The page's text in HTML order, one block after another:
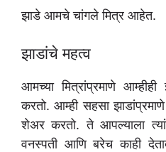
झाडे आमचे चांगले मित्र आहेत.
झाडांचे महत्व
आमच्या मित्रांप्रमाणे
करतो. आम्ही सहसा
शेअर करतो. ते आपल्याला
वनस्पती आणि बरेच काही